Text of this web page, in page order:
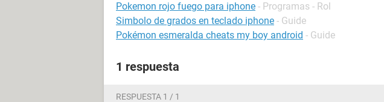
Pokemon rojo fuego para iphone - Programas - Rol
Simbolo de grados en teclado iphone - Guide
Pokémon esmeralda cheats my boy android - Guide
1 respuesta
RESPUESTA 1 / 1